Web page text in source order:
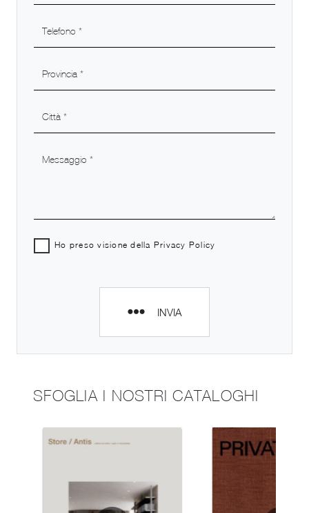
Ho preso visione della Privacy Policy
INVIA
SFOGLIA I NOSTRI CATALOGHI